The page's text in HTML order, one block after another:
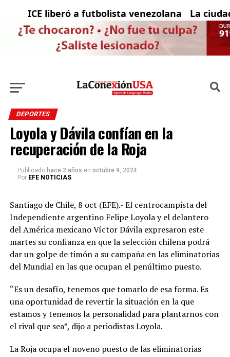
ICE liberó a futbolista venezolana conLa ciudad
DEPORTES
Loyola y Dávila confían en la
recuperación de la Roja
Publicado hace 2 años en octubre 9, 2024
Por EFE NOTICIAS
Santiago de Chile, 8 oct (EFE).- El centrocampista del
Independiente argentino Felipe Loyola y el delantero
del América mexicano Víctor Dávila expresaron este
martes su confianza en que la selección chilena podrá
dar un golpe de timón a su campaña en las eliminatorias
del Mundial en las que ocupan el penúltimo puesto.
“Es un desafío, tenemos que tomarlo de esa forma. Es
una oportunidad de revertir la situación en la que
estamos y tenemos la personalidad para plantarnos con
el rival que sea”, dijo a periodistas Loyola.
La Roja ocupa el noveno puesto de las eliminatorias